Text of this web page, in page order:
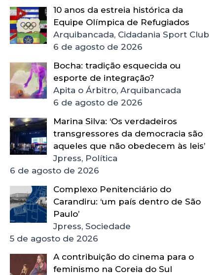
10 anos da estreia histórica da
Equipe Olímpica de Refugiados
Arquibancada, Cidadania Sport Club
6 de agosto de 2026
Bocha: tradição esquecida ou
esporte de integração?
Apita o Árbitro, Arquibancada
6 de agosto de 2026
Marina Silva: ‘Os verdadeiros
transgressores da democracia são
aqueles que não obedecem às leis’
Jpress, Política
6 de agosto de 2026
Complexo Penitenciário do
Carandiru: ‘um país dentro de São
Paulo’
Jpress, Sociedade
5 de agosto de 2026
A contribuição do cinema para o
feminismo na Coreia do Sul